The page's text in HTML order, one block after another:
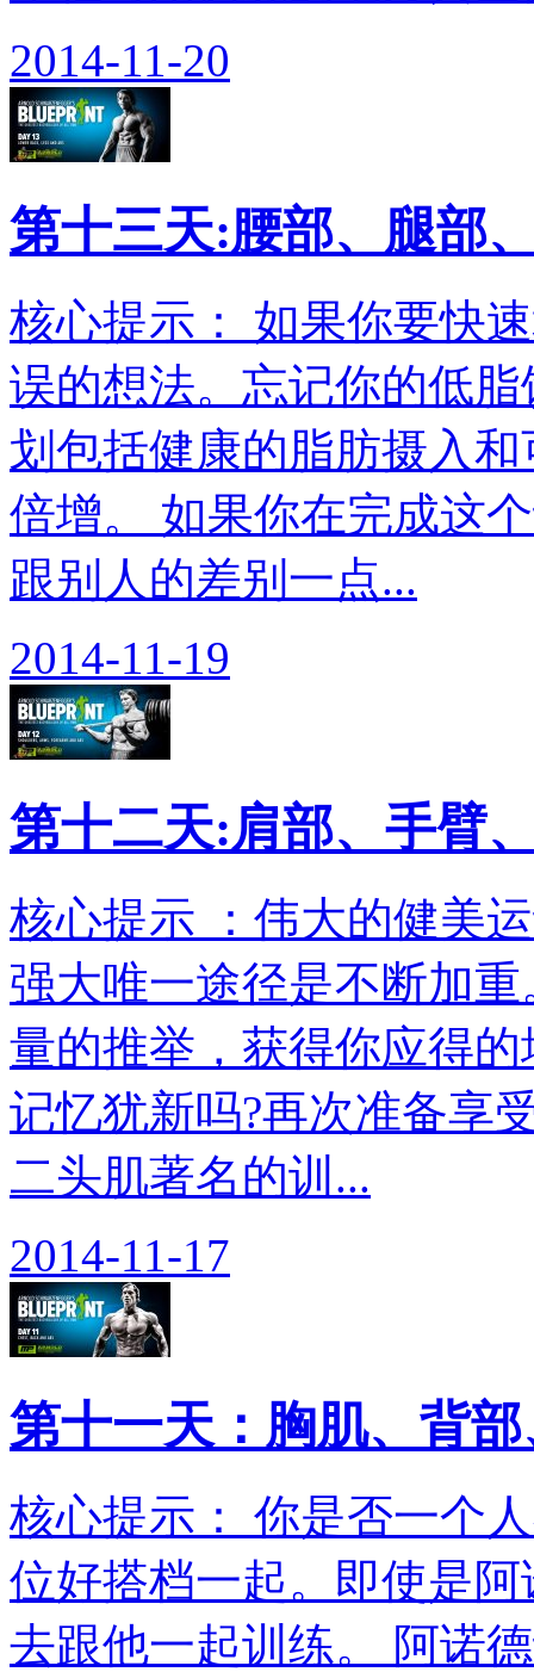
2014-11-20
第十三天:腰部、腿部
核心提示： 如果你要快
误的想法。忘记你的低
划包括健康的脂肪摄入
倍增。 如果你在完成这
跟别人的差别一点...
2014-11-19
第十二天:肩部、手臂
核心提示 ：伟大的健美
强大唯一途径是不断加
量的推举，获得你应得
记忆犹新吗?再次准备享
二头肌著名的训...
2014-11-17
第十一天：胸肌、背
核心提示： 你是否一个
位好搭档一起。即使是
去跟他一起训练。 阿诺